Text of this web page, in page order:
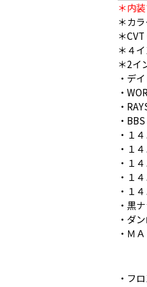
＊内
＊カ
＊
＊４
＊2イ
・デ
・
・
・
・１
・
・１
・
・１
・黒
・ダ
・Ｍ
・フ